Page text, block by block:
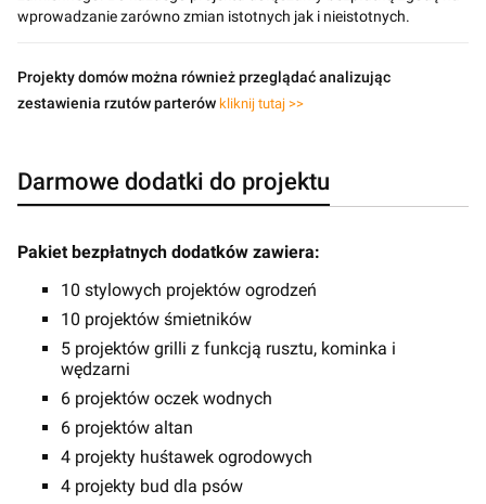
wprowadzanie zarówno zmian istotnych jak i nieistotnych.
Projekty domów można również przeglądać analizując
zestawienia rzutów parterów kliknij tutaj >>
Darmowe dodatki do projektu
Pakiet bezpłatnych dodatków zawiera:
10 stylowych projektów ogrodzeń
10 projektów śmietników
5 projektów grilli z funkcją rusztu, kominka i
wędzarni
6 projektów oczek wodnych
6 projektów altan
4 projekty huśtawek ogrodowych
4 projekty bud dla psów